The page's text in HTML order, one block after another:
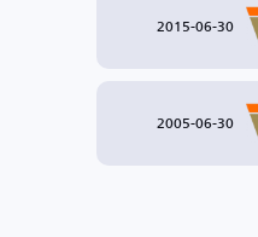
2015-06-30
2005-06-30